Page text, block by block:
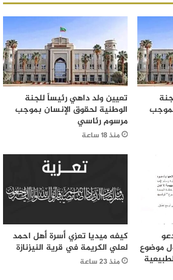
تعيين ولد داهي رئيساً للجنة
الوطنية لحقوق الإنسان بموجب
مرسوم رئاسي
منذ 18 ساعة
موضوع
كيفه ميديا تعزي أسرة أهل احمد
لعلي الكريمة في قرية النيزنازة
منذ 23 ساعة